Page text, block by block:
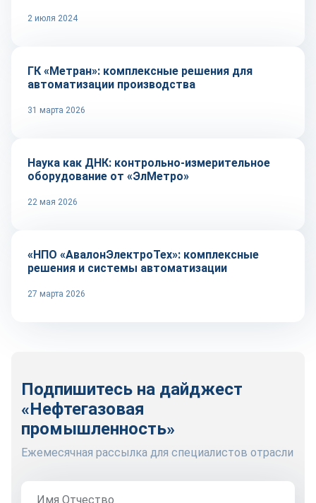
2 июля 2024
Репортаж
ГК «Метран»: комплексные решения для
автоматизации производства
31 марта 2026
Репортаж
Наука как ДНК: контрольно-измерительное
оборудование от «ЭлМетро»
22 мая 2026
Репортаж
«НПО «АвалонЭлектроТех»: комплексные
решения и системы автоматизации
27 марта 2026
Подпишитесь на дайджест
«Нефтегазовая
промышленность»
Ежемесячная рассылка для специалистов отрасли